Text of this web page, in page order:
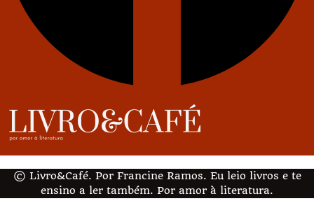
© Livro&Café. Por Francine Ramos. Eu leio livros e te
ensino a ler também. Por amor à literatura.